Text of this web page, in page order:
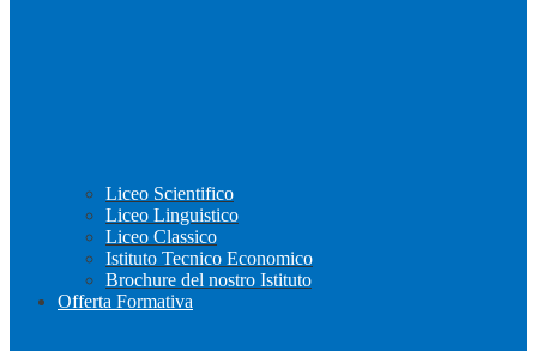
Liceo Scientifico
Liceo Linguistico
Liceo Classico
Istituto Tecnico Economico
Brochure del nostro Istituto
Offerta Formativa